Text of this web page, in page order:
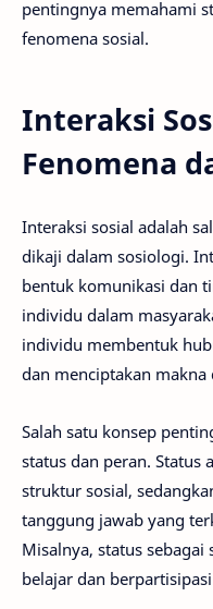
pentingnya memahami
fenomena sosial.
Interaksi
Fenomena
Interaksi sosial adalah
dikaji dalam sosiologi.
bentuk komunikasi dan
individu dalam
individu membentuk
dan menciptakan
Salah satu konsep
status dan peran. Status
struktur sosial,
tanggung jawab yang
Misalnya, status
belajar dan